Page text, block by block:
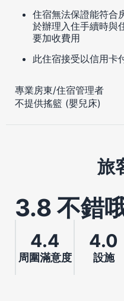
住宿無法保證能符合
於辦理入住手續時與
要加收費用
此住宿接受以信用卡
專業房東/住宿管理者
不提供搖籃 (嬰兒床)
旅
3.8 不錯
4.4
周圍滿意度
4.0
設施